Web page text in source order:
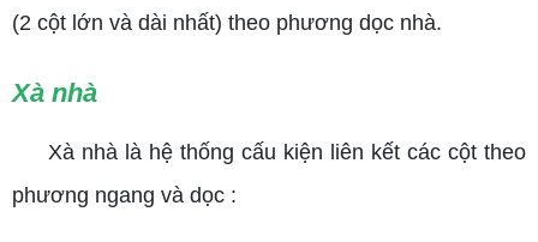
(2 cột lớn và dài nhất) theo phương dọc nhà.
Xà nhà
Xà nhà là hệ thống cấu kiện liên kết các cột theo
phương ngang và dọc :